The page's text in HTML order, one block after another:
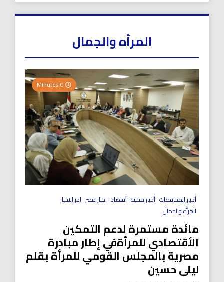
المرأه والجمال
أخبار المحافظات أخبار محليه أقتصاد اخبار مصر اخر الاخبار
المرأه والجمال
مائدة مستمرة لدعم التمكين
الأقتصادي للمرأةفي إطار مبادرة
مصرية بالمجلس القومي للمرأة بقلم
ليلى حسين